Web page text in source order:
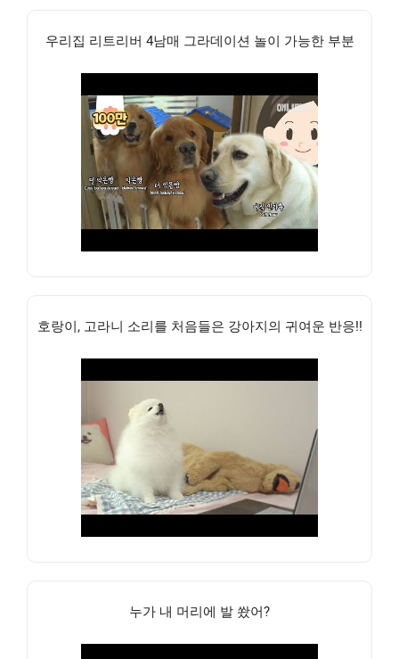
우리집 리트리버 4남매 그라데이션 놀이 가능한 부분
호랑이, 고라니 소리를 처음들은 강아지의 귀여운 반응!!
누가 내 머리에 발 쐈어?